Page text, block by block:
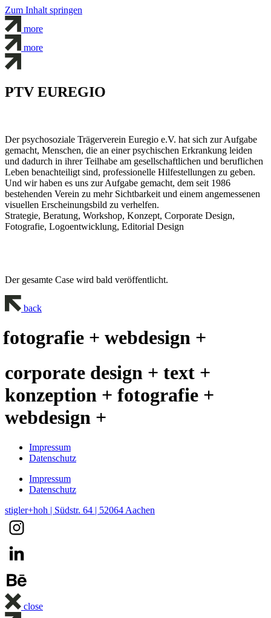
Zum Inhalt springen
more
more
PTV EUREGIO
Der psychosoziale Trägerverein Euregio e.V. hat sich zur Aufgabe
gemacht, Menschen, die an einer psychischen Erkrankung leiden
und dadurch in ihrer Teilhabe am gesellschaftlichen und beruflichen
Leben benachteiligt sind, professionelle Hilfestellungen zu geben.
Und wir haben es uns zur Aufgabe gemacht, dem seit 1986
bestehenden Verein zu mehr Sichtbarkeit und einem angemessenen
visuellen Erscheinungsbild zu verhelfen.
Strategie, Beratung, Workshop, Konzept, Corporate Design,
Fotografie, Logoentwicklung, Editorial Design
Der gesamte Case wird bald veröffentlicht.
back
+ webdesign +
corporate design + text +
konzeption + fotografie +
webdesign +
Impressum
Datenschutz
Impressum
Datenschutz
stigler+hoh | Südstr. 64 | 52064 Aachen
close